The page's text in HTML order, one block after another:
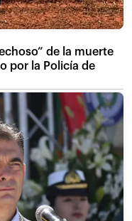
de la muerte
por la Policía de